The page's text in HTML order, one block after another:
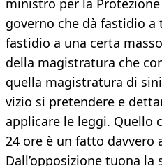
ministro per la
governo che dà fastidio
fastidio a una certa
della magistratura che
quella magistratura di
vizio si pretendere e
applicare le leggi. Quello
24 ore è un fatto davvero
Dall’opposizione tuona la